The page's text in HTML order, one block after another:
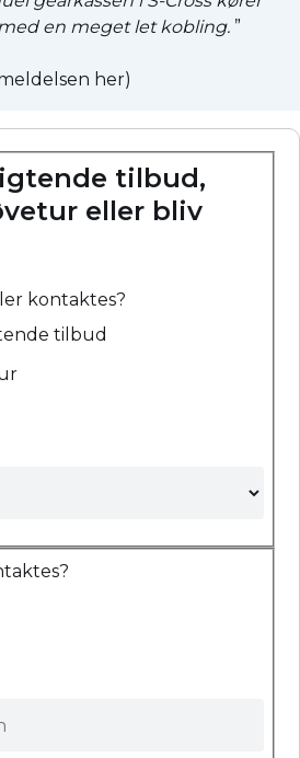
en meget let kobling. ”
her)
tilbud,
eller bliv
kontaktes?
tilbud